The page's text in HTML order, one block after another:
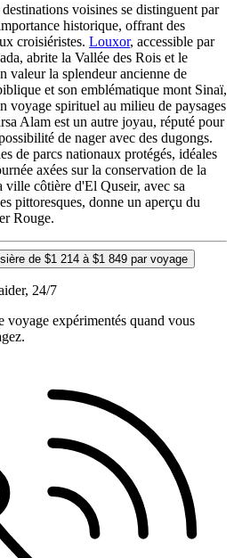
voisines se distinguent par
historique, offrant des
croisiéristes. Louxor, accessible par
abrite la Vallée des Rois et le
valeur la splendeur ancienne de
et son emblématique mont Sinaï,
voyage spirituel au milieu de paysages
Alam est un autre joyau, réputé pour
de nager avec des dugongs.
de parcs nationaux protégés, idéales
axées sur la conservation de la
ville côtière d'El Quseir, avec sa
pittoresques, donne un aperçu du
Rouge.
de $1 214 à $1 849 par voyage
24/7
voyage expérimentés quand vous